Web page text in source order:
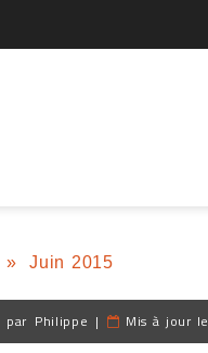
» Juin 2015
par Philippe | Mis à jour le